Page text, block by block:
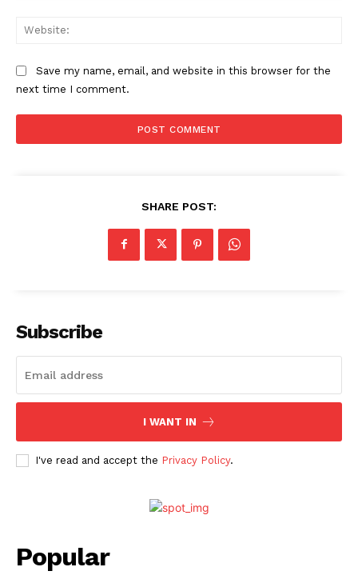
Save my name, email, and website in this browser for the
next time I comment.
SHARE POST:
Subscribe
I WANT IN
I've read and accept the Privacy Policy.
Popular